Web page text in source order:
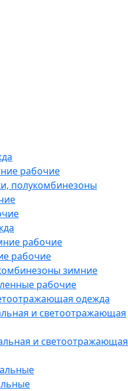
рабочие
полукомбинезоны
рабочие
рабочие
зимние
рабочие
одежда
и светоотражающая
и светоотражающая